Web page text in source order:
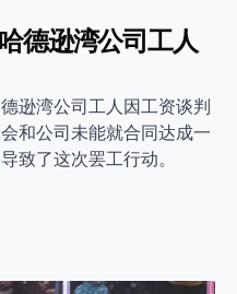
德逊湾公司工人
逊湾公司工人因工资谈判
和公司未能就合同达成一
致了这次罢工行动。